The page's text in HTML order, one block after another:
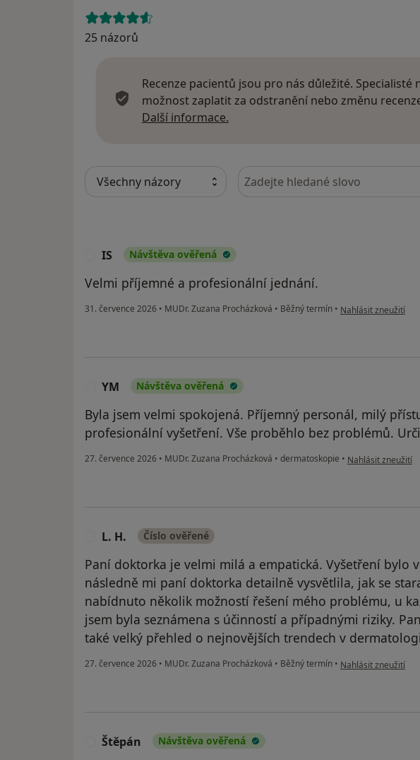
25 názorů
Recenze pacientů jsou pro nás důležité. Specialisté
možnost zaplatit za odstranění nebo změnu
Další informace.
Hledejte v názorech
IS Návštěva ověřená
Velmi příjemné a profesionální jednání.
31. července 2026 • MUDr. Zuzana Procházková • Běžný termín • podle názoru
Nahlásit zneužití
YM Návštěva ověřená
Byla jsem velmi spokojená. Příjemný personál, milý
profesionální vyšetření. Vše proběhlo bez problémů.
27. července 2026 • MUDr. Zuzana Procházková • dermatoskopie • podle názoru
Nahlásit zneužití
L. H. Číslo ověřené
Paní doktorka je velmi milá a empatická. Vyšetření bylo
následně mi paní doktorka detailně vysvětlila, jak se
nabídnuto několik možností řešení mého problému, u
jsem byla seznámena s účinností a případnými riziky.
také velký přehled o nejnovějších trendech v
27. července 2026 • MUDr. Zuzana Procházková • Běžný termín • podle názoru
Nahlásit zneužití
Štěpán Návštěva ověřená